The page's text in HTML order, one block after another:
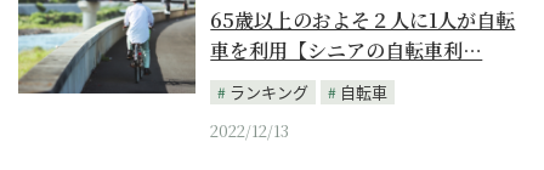
65歳以上のおよそ２人に1人が自転
車を利用【シニアの自転車利…
ランキング
自転車
2022/12/13